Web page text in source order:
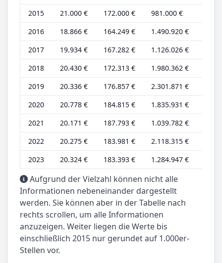
2015
21.000 € 172.000 € 981.000 €
2016
18.866 € 164.249 € 1.490.920 €
2017
19.934 € 167.282 € 1.126.026 €
2018
20.430 € 172.313 € 1.980.362 €
2019
20.336 € 176.857 € 2.301.871 €
2020
20.778 € 184.815 € 1.835.931 €
2021
20.171 € 187.793 € 1.039.782 €
2022
20.275 € 183.981 € 2.118.315 €
2023
20.324 € 183.393 € 1.284.947 €
Aufgrund der Vielzahl können nicht alle
Informationen nebeneinander dargestellt
werden. Sie können aber in der Tabelle nach
rechts scrollen, um alle Informationen
anzuzeigen. Weiter liegen die Werte bis
einschließlich 2015 nur gerundet auf 1.000er-
Stellen vor.